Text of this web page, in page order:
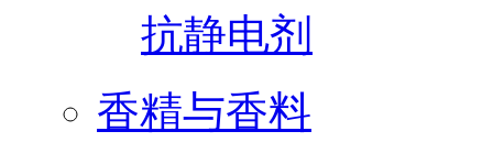
抗静电剂
香精与香料